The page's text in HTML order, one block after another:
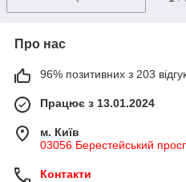
Про нас
96% позитивних з 203
Працює з 13.01.2024
м. Київ
03056 Берестейський
Контакти